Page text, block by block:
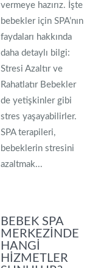
vermeye hazırız. İşte
bebekler için SPA’nın
faydaları hakkında
daha detaylı bilgi:
Stresi Azaltır ve
Rahatlatır Bebekler
de yetişkinler gibi
stres yaşayabilirler.
SPA terapileri,
bebeklerin stresini
azaltmak...
BEBEK SPA
MERKEZINDE
HANGI
HIZMETLER